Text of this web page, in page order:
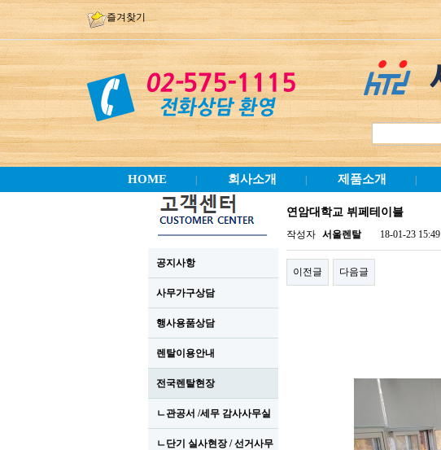
즐겨찾기
HOME 회사소개 제품소개
공지사항
사무가구상담
행사용품상담
렌탈이용안내
전국렌탈현장
ㄴ관공서 /세무 감사사무실
ㄴ단기 실사현장 / 선거사무
연암대학교 뷔페테이블
작성자 서울렌탈 18-01-23 15:49
이전글 다음글